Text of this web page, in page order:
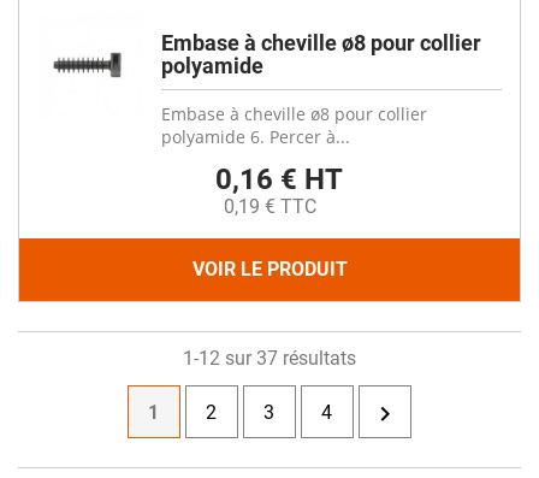
Embase à cheville ø8 pour collier
polyamide
Embase à cheville ø8 pour collier
polyamide 6. Percer à...
0,16 € HT
0,19 € TTC
VOIR LE PRODUIT
1-12 sur 37 résultats
1 2 3 4 